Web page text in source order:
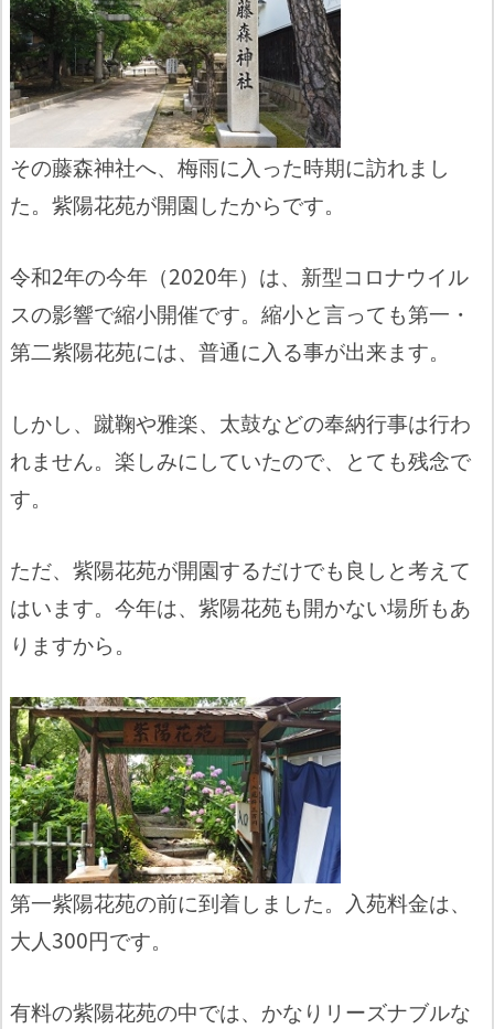
その藤森神社へ、梅雨に入った時期に訪れまし
た。紫陽花苑が開園したからです。
令和2年の今年（2020年）は、新型コロナウイル
スの影響で縮小開催です。縮小と言っても第一・
第二紫陽花苑には、普通に入る事が出来ます。
しかし、蹴鞠や雅楽、太鼓などの奉納行事は行わ
れません。楽しみにしていたので、とても残念で
す。
ただ、紫陽花苑が開園するだけでも良しと考えて
はいます。今年は、紫陽花苑も開かない場所もあ
りますから。
第一紫陽花苑の前に到着しました。入苑料金は、
大人300円です。
有料の紫陽花苑の中では、かなりリーズナブルな